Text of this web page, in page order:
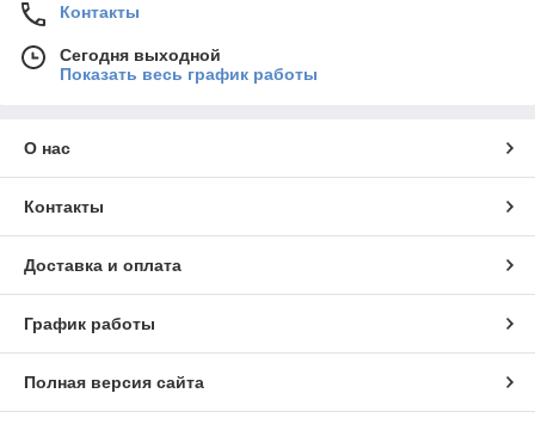
Контакты
Сегодня выходной
Показать весь график работы
О нас
Контакты
Доставка и оплата
График работы
Полная версия сайта